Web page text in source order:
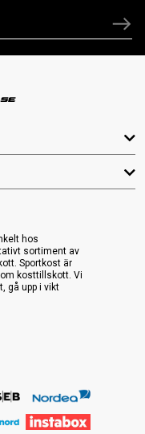
hos
sortiment av
Sportkost är
kosttillskott. Vi
gå upp i vikt